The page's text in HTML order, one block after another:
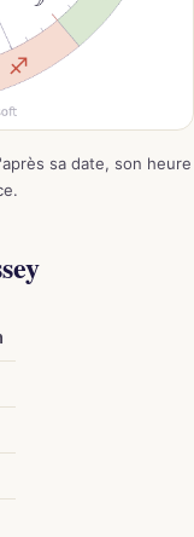
sa date, son heure